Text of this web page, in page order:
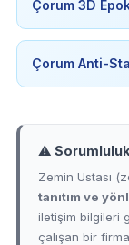
Çorum 3D
Çorum Anti-
⚠️
Zemin Ustası
tanıtım ve
iletişim bilgileri
çalışan bir